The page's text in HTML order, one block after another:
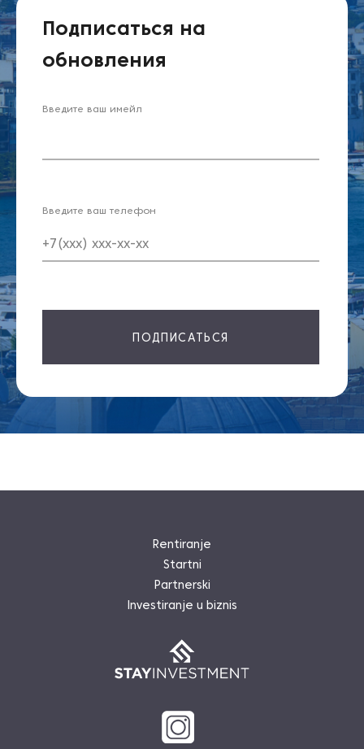
Подписаться на
обновления
Введите ваш имейл
Введите ваш телефон
ПОДПИСАТЬСЯ
Rentiranje
Startni
Partnerski
Investiranje u biznis